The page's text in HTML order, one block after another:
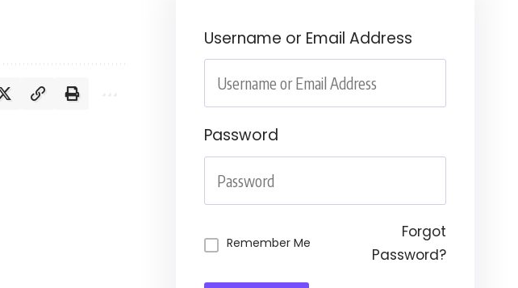
Username or Email Address
Password
Remember Me
Forgot
Password?